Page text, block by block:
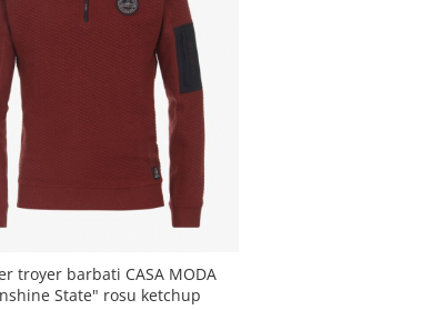
troyer barbati CASA MODA
State" rosu ketchup